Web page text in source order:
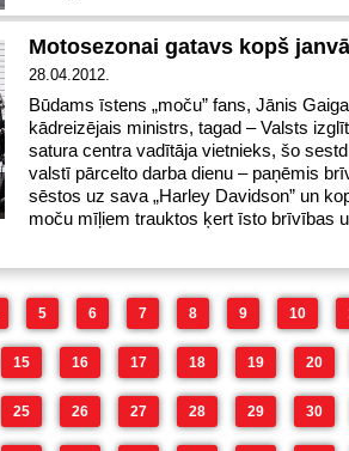
Motosezonai gatavs kopš
28.04.2012.
Būdams īstens „moču” fans, Jānis
kādreizējais ministrs, tagad – Valsts
satura centra vadītāja vietnieks, šo
valstī pārcelto darba dienu – paņēmis
sēstos uz sava „Harley Davidson” un
moču mīļiem trauktos ķert īsto brīvības
5 6 7 8 9 10
15 16 17 18 19 20
25 26 27 28 29 30